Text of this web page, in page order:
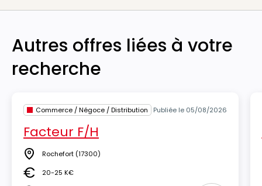
Autres offres liées à votre
recherche
Commerce / Négoce / Distribution Publiée le 05/08/2026
Facteur F/H
Lieu Rochefort (17300)
Salaire20-25 K€